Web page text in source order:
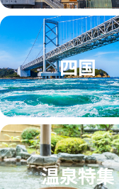
四国
温泉特集